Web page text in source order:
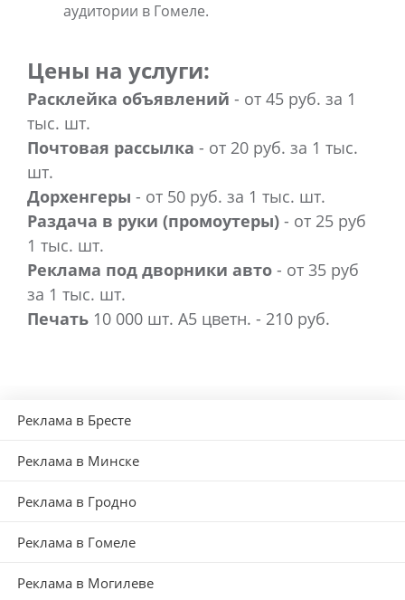
аудитории в Гомеле.
Цены на услуги:
Расклейка объявлений - от 45 руб. за 1
тыс. шт.
Почтовая рассылка - от 20 руб. за 1 тыс.
шт.
Дорхенгеры - от 50 руб. за 1 тыс. шт.
Раздача в руки (промоутеры) - от 25 руб
1 тыс. шт.
Реклама под дворники авто - от 35 руб
за 1 тыс. шт.
Печать 10 000 шт. А5 цветн. - 210 руб.
Реклама в Бресте
Реклама в Минске
Реклама в Гродно
Реклама в Гомеле
Реклама в Могилеве